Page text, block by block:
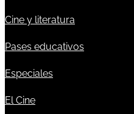
Cine y literatura
Pases educativos
Especiales
El Cine